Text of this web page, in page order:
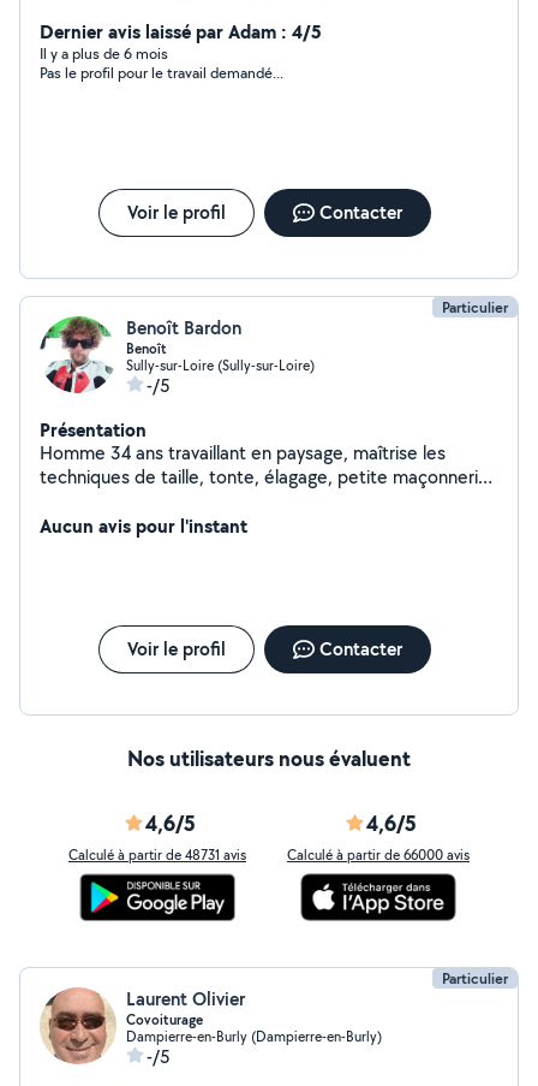
pouvoir me remettre sur pieds.
Dernier avis laissé par Adam : 4/5
Il y a plus de 6 mois
Pas le profil pour le travail demandé...
Voir le profil Contacter
Particulier
Benoît Bardon
Benoît
Sully-sur-Loire (Sully-sur-Loire)
-/5
Présentation
Homme 34 ans travaillant en paysage, maîtrise les
techniques de taille, tonte, élagage, petite maçonnerie
mécanique moto et motoculture. Je peux aussi louer du
Aucun avis pour l'instant
Voir le profil Contacter
Nos utilisateurs nous évaluent
4,6/5
Calculé à partir de 48731 avis
4,6/5
Calculé à partir de 66000 avis
Particulier
Laurent Olivier
Covoiturage
Dampierre-en-Burly (Dampierre-en-Burly)
-/5